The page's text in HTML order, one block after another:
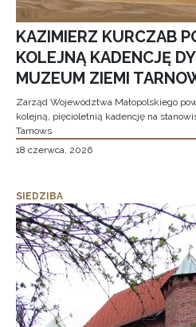
KAZIMIERZ KURCZAB
KOLEJNĄ KADENCJĘ
MUZEUM ZIEMI
Zarząd Województwa Małopolskiego
kolejną, pięcioletnią kadencję na
Tarnows
18 czerwca, 2026
SIEDZIBA